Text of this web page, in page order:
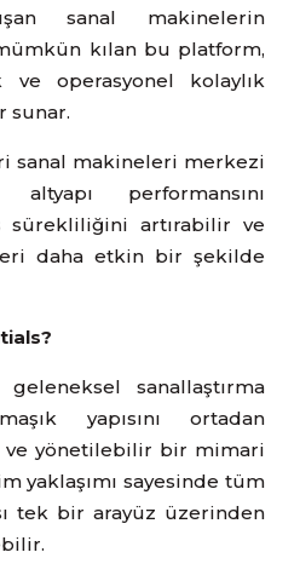
sanal makinelerin
kılan bu platform,
operasyonel kolaylık
sunar.
sanal makineleri merkezi
performansını
artırabilir ve
daha etkin bir şekilde
sanallaştırma
yapısını ortadan
ve yönetilebilir bir mimari
yaklaşımı sayesinde tüm
tek bir arayüz üzerinden